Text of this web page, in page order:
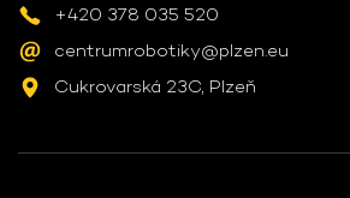
+420 378 035 520
centrumrobotiky@plzen.eu
Cukrovarská 23C, Plzeň